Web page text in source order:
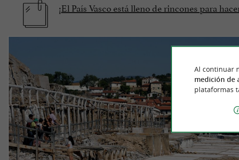
¡El País Vasco está lleno de rincones para
Al continuar
medición de
plataformas